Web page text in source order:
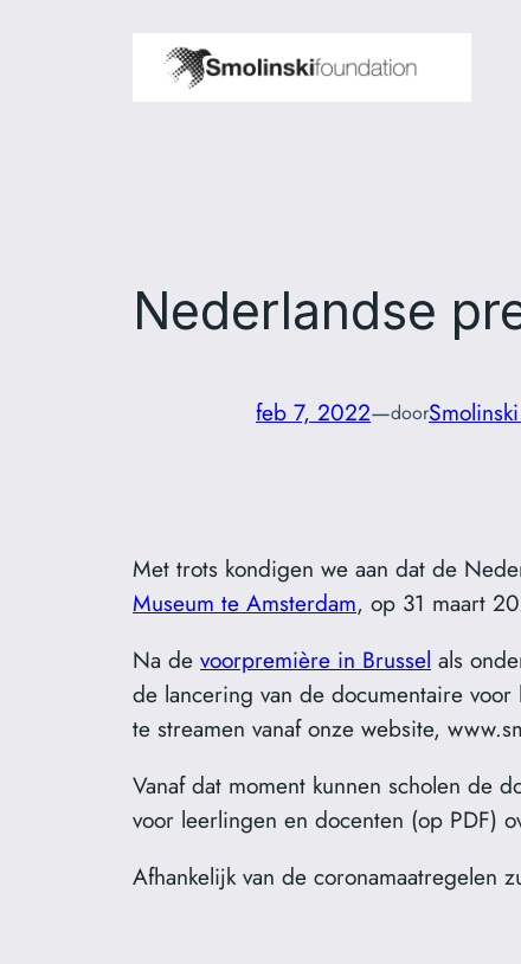
Nederlandse
feb 7, 2022—door
Met trots kondigen we aan dat de
Museum te Amsterdam, op 31 maart
Na de voorpremière in Brussel als
de lancering van de documentaire
te streamen vanaf onze website,
Vanaf dat moment kunnen scholen de
voor leerlingen en docenten (op PDF)
Afhankelijk van de coronamaatregelen